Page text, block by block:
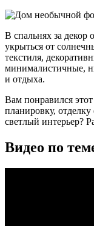
В спальнях за декор
укрыться от
текстиля,
минималистичные,
и отдыха.
Вам понравился
планировку,
светлый интерьер?
Видео по